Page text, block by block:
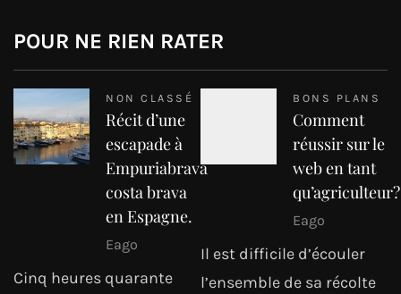
POUR NE RIEN RATER
NON CLASSÉ
Récit d’une
escapade à
Empuriabrava
costa brava
en Espagne.
Eago
Cinq heures quarante
BONS PLANS
Comment
réussir sur le
web en tant
qu’agriculteur?
Eago
Il est difficile d’écouler
l’ensemble de sa récolte